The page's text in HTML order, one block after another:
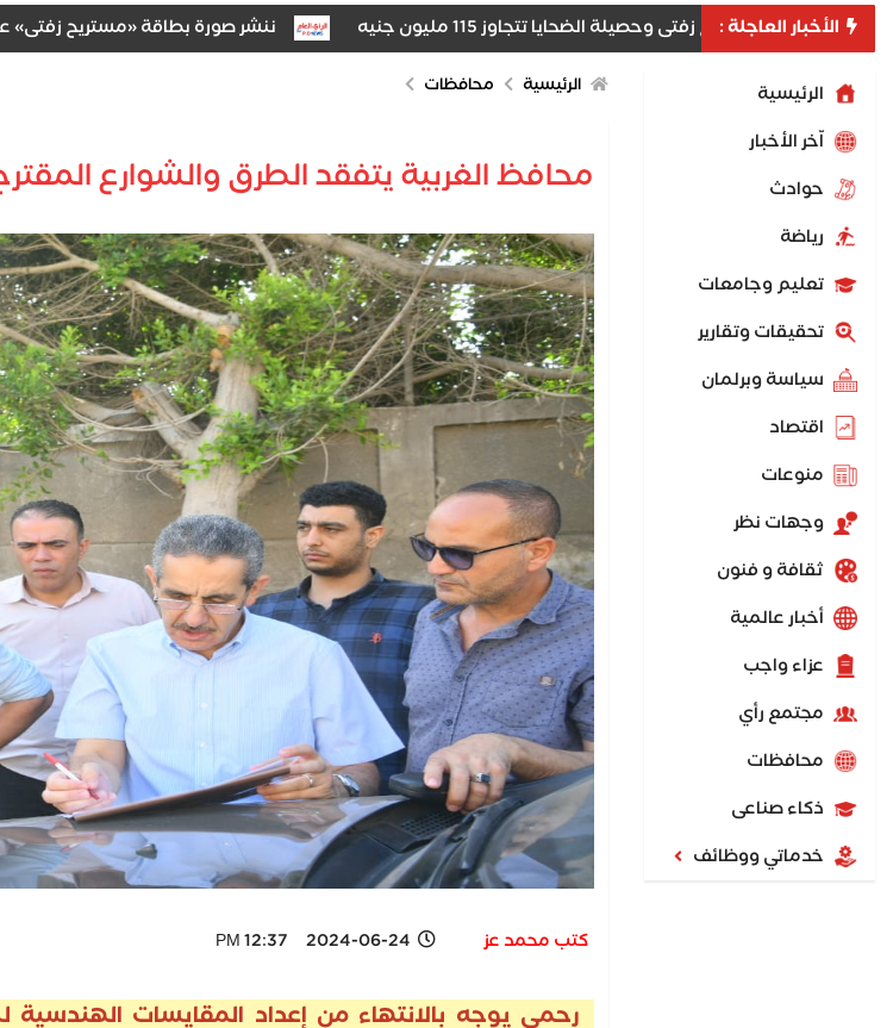
الأخبار العاجلة :
مستريح زفتى وحصيلة الضحايا تتجاوز 115 مليون جنيه ننشر صورة بطاقة «مستريح زفتى» عقب
الرئيسية
اّخر الأخبار
حوادث
رياضة
تعليم وجامعات
تحقيقات وتقارير
سياسة وبرلمان
اقتصاد
منوعات
وجهات نظر
ثقافة و فنون
أخبار عالمية
عزاء واجب
مجتمع رأي
محافظات
ذكاء صناعى
خدماتي ووظائف
الرئيسية محافظات
محافظ الغربية يتفقد الطرق والشوارع
كتب محمد عز 2024-06-24 12:37 PM
رحمي يوجه بالانتهاء من إعداد المقايسات الهندسية